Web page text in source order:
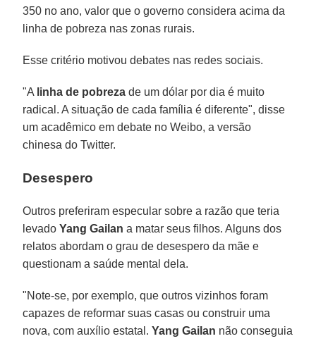
350 no ano, valor que o governo considera acima da
linha de pobreza nas zonas rurais.
Esse critério motivou debates nas redes sociais.
"A linha de pobreza de um dólar por dia é muito
radical. A situação de cada família é diferente", disse
um acadêmico em debate no Weibo, a versão
chinesa do Twitter.
Desespero
Outros preferiram especular sobre a razão que teria
levado Yang Gailan a matar seus filhos. Alguns dos
relatos abordam o grau de desespero da mãe e
questionam a saúde mental dela.
"Note-se, por exemplo, que outros vizinhos foram
capazes de reformar suas casas ou construir uma
nova, com auxílio estatal.Yang Gailan não conseguia